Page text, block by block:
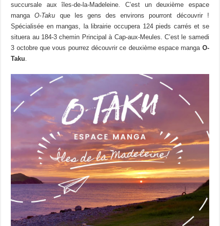
succursale aux îles-de-la-Madeleine. C’est un deuxième espace
mangaO-Taku que les gens des environs pourront découvrir !
Spécialisée en mangas, la librairie occupera 124 pieds carrés et se
situera au 184-3 chemin Principal à Cap-aux-Meules. C’est le samedi
3 octobre que vous pourrez découvrir ce deuxième espace manga O-
Taku